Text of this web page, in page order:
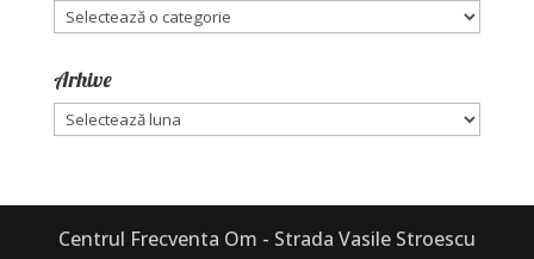
Categorii
Arhive
Arhive
Centrul Frecventa Om - Strada Vasile Stroescu